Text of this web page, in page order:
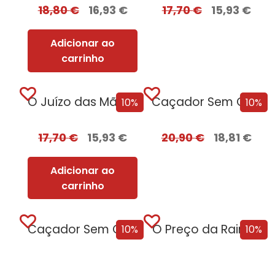
18,80€ 16,93 €
Adicionar ao
carrinho
17,70€ 15,93 €
10%
O Juízo das Mãos – Volume 2 | O Dragão Serpente
17,70€ 15,93 €
Adicionar ao
carrinho
10%
Caçador Sem Coração Edição com EDGES
20,90€ 18,81 €
10%
Caçador Sem Coração 10%
O Preço da Rainha